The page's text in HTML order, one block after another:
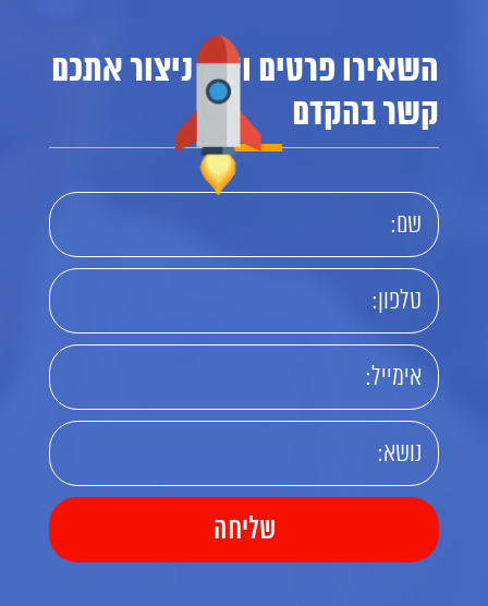
השאירו פרטים ואנו ניצור אתכם
קשר בהקדם